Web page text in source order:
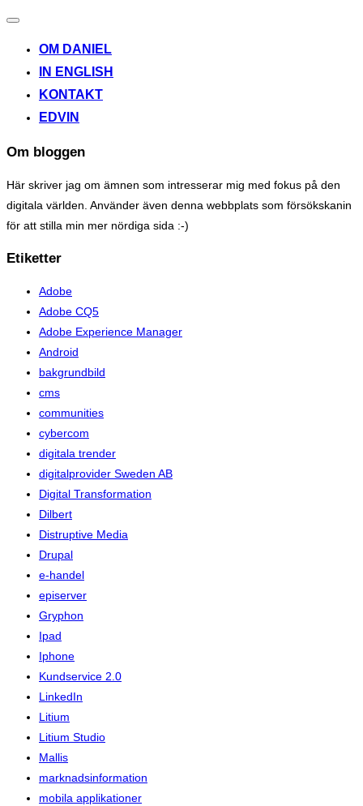
Toggle
OM DANIEL
IN ENGLISH
KONTAKT
EDVIN
Om bloggen
Här skriver jag om ämnen som intresserar mig med fokus på den
digitala världen. Använder även denna webbplats som försökskanin
för att stilla min mer nördiga sida :-)
Etiketter
Adobe
Adobe CQ5
Adobe Experience Manager
Android
bakgrundbild
cms
communities
cybercom
digitala trender
digitalprovider Sweden AB
Digital Transformation
Dilbert
Distruptive Media
Drupal
e-handel
episerver
Gryphon
Ipad
Iphone
Kundservice 2.0
LinkedIn
Litium
Litium Studio
Mallis
marknadsinformation
mobila applikationer